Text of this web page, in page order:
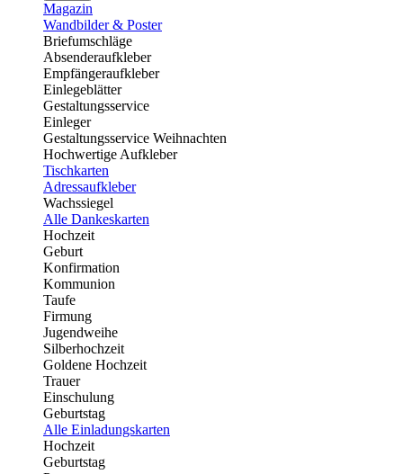
Magazin
Wandbilder & Poster
Briefumschläge
Absenderaufkleber
Empfängeraufkleber
Einlegeblätter
Gestaltungsservice
Einleger
Gestaltungsservice Weihnachten
Hochwertige Aufkleber
Tischkarten
Adressaufkleber
Wachssiegel
Alle Dankeskarten
Hochzeit
Geburt
Konfirmation
Kommunion
Taufe
Firmung
Jugendweihe
Silberhochzeit
Goldene Hochzeit
Trauer
Einschulung
Geburtstag
Alle Einladungskarten
Hochzeit
Geburtstag